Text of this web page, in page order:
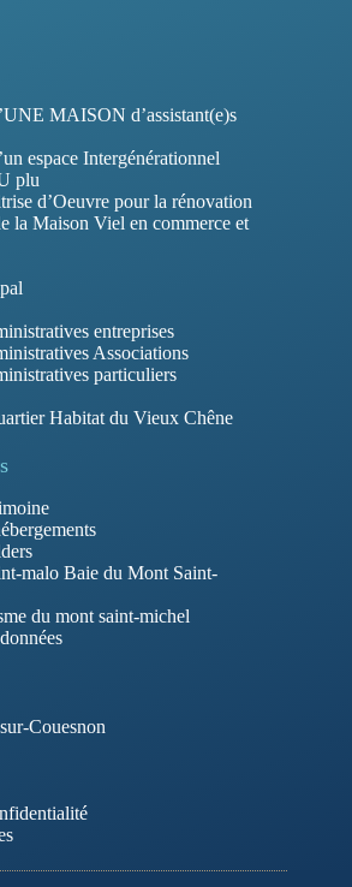
MAISON d’assistant(e)s
espace Intergénérationnel
plu
d’Oeuvre pour la rénovation
la Maison Viel en commerce et
entreprises
Associations
particuliers
Habitat du Vieux Chêne
malo Baie du Mont Saint-
du mont saint-michel
Couesnon